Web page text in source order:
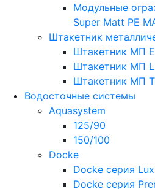
Модульные
Super Matt PE
Штакетник
Штакетник МП
Штакетник МП
Штакетник МП
Водосточные системы
Aquasystem
125/90
150/100
Docke
Docke серия Lux
Docke серия